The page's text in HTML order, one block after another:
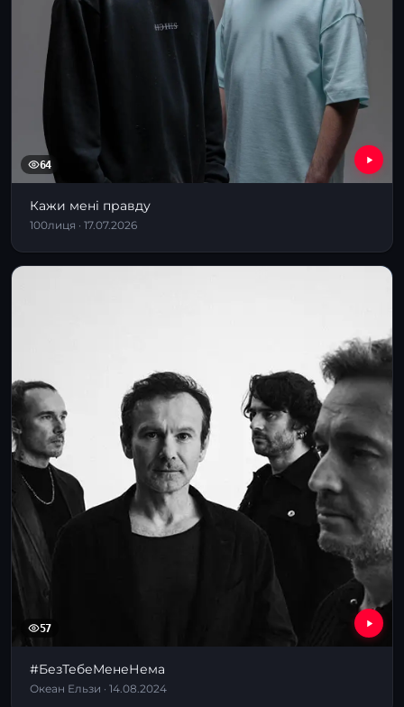
64
Кажи мені правду
100лиця · 17.07.2026
57
#БезТебеМенеНема
Океан Ельзи · 14.08.2024